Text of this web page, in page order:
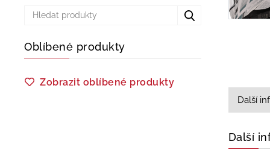
Oblíbené produkty
Zobrazit oblíbené produkty
Další
Další